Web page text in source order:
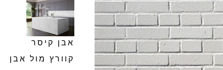
אבן קיסר
קוורץ מול אבן